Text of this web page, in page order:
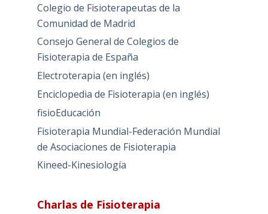
Colegio de Fisioterapeutas de la
Comunidad de Madrid
Consejo General de Colegios de
Fisioterapia de España
Electroterapia (en inglés)
Enciclopedia de Fisioterapia (en inglés)
fisioEducación
Fisioterapia Mundial-Federación Mundial
de Asociaciones de Fisioterapia
Kineed-Kinesiología
Charlas de Fisioterapia